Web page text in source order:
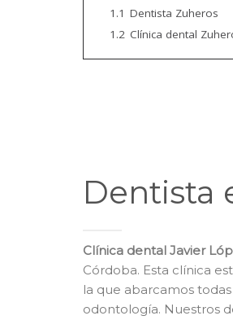
1.1 Dentista Zuheros
1.2 Clínica dental
Dentista
Clínica dental Javier
Córdoba. Esta clínica
la que abarcamos
odontología. Nuestros